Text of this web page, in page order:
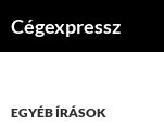
Cégexpressz
EGYÉB ÍRÁSOK